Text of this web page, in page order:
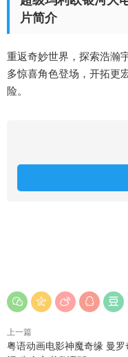
片简介
重返奇妙世界，探索浩瀚
多惊喜角色登场，开拓更
险。
上一篇
粤语动画电影神魔奇缘 曼罗